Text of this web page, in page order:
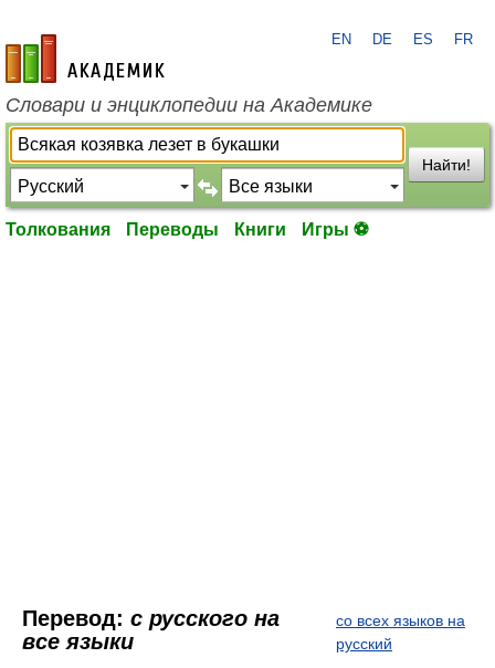
academic.ru
EN DE ES FR
Словари и энциклопедии на Академике
Найти!
Толкования Переводы Книги Игры ⚽
Перевод: с русского на
все языки
со всех языков на
русский